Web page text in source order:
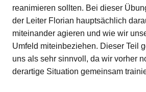
reanimieren sollten. Bei dieser
der Leiter Florian hauptsächlich
miteinander agieren und wie wir
Umfeld miteinbeziehen. Dieser Teil
uns als sehr sinnvoll, da wir vorher
derartige Situation gemeinsam